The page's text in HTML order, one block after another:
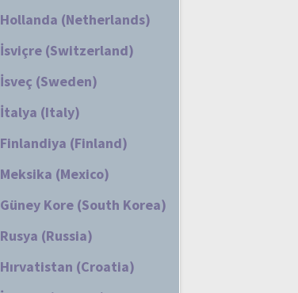
Hollanda (Netherlands)
İsviçre (Switzerland)
İsveç (Sweden)
İtalya (Italy)
Finlandiya (Finland)
Meksika (Mexico)
Güney Kore (South Korea)
Rusya (Russia)
Hırvatistan (Croatia)